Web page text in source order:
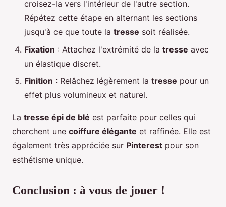
croisez-la vers l'intérieur de l'autre section.
Répétez cette étape en alternant les sections
jusqu'à ce que toute la tresse soit réalisée.
Fixation : Attachez l'extrémité de la tresse avec
un élastique discret.
Finition : Relâchez légèrement la tresse pour un
effet plus volumineux et naturel.
La tresse épi de blé est parfaite pour celles qui
cherchent une coiffure élégante et raffinée. Elle est
également très appréciée sur Pinterest pour son
esthétisme unique.
Conclusion : à vous de jouer !